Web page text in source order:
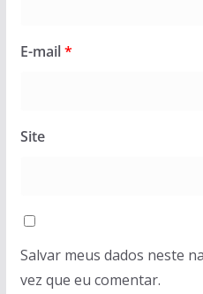
E-mail*
Site
Salvar meus dados neste
vez que eu comentar.